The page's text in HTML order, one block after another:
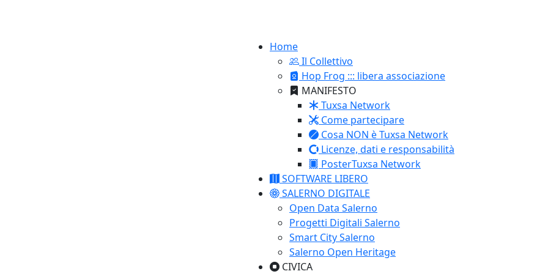
Home
Il Collettivo
Hop Frog ::: libera associazione
MANIFESTO
Tuxsa Network
Come partecipare
Cosa NON è Tuxsa Network
Licenze, dati e responsabilità
PosterTuxsa Network
SOFTWARE LIBERO
SALERNO DIGITALE
Open Data Salerno
Progetti Digitali Salerno
Smart City Salerno
Salerno Open Heritage
CIVICA